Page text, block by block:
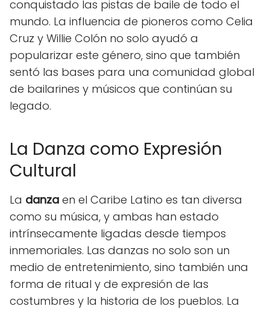
conquistado las pistas de baile de todo el
mundo. La influencia de pioneros como Celia
Cruz y Willie Colón no solo ayudó a
popularizar este género, sino que también
sentó las bases para una comunidad global
de bailarines y músicos que continúan su
legado.
La Danza como Expresión
Cultural
La danza en el Caribe Latino es tan diversa
como su música, y ambas han estado
intrínsecamente ligadas desde tiempos
inmemoriales. Las danzas no solo son un
medio de entretenimiento, sino también una
forma de ritual y de expresión de las
costumbres y la historia de los pueblos. La